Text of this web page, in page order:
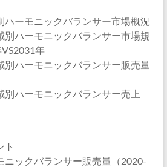
ハーモニックバランサー市場概況
別ハーモニックバランサー市場規
年
別ハーモニックバランサー販売量
別ハーモニックバランサー売上
ト
ニックバランサー販売量（2020-